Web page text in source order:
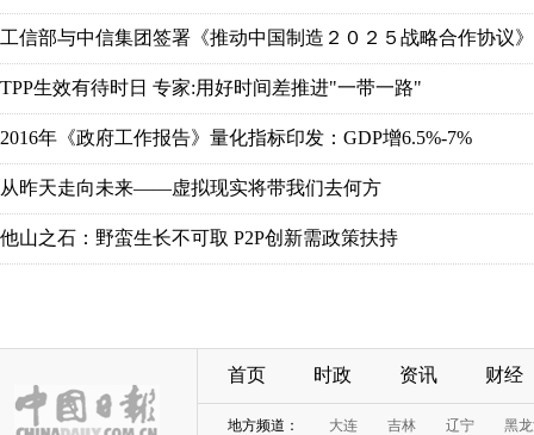
工信部与中信集团签署《推动中国制造２０２５战略合作协议》
TPP生效有待时日 专家:用好时间差推进"一带一路"
2016年《政府工作报告》量化指标印发：GDP增6.5%-7%
从昨天走向未来——虚拟现实将带我们去何方
他山之石：野蛮生长不可取 P2P创新需政策扶持
首页 时政 资讯 财经
地方频道： 大连 吉林 辽宁
黑